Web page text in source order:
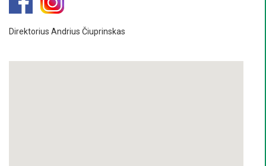
Direktorius Andrius Čiuprinskas